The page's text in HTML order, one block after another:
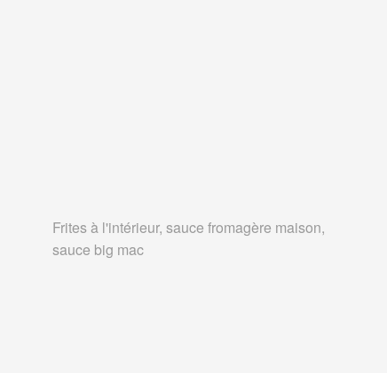
Frites à l'intérieur, sauce fromagère maison,
sauce big mac